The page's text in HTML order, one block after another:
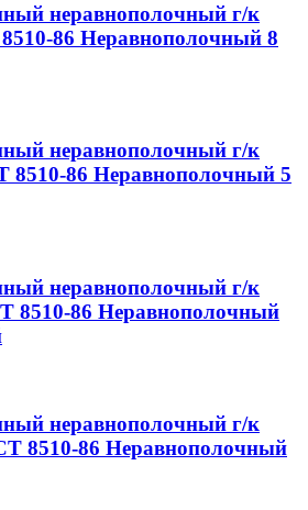
неравнополочный г/к
86 Неравнополочный 8
неравнополочный г/к
8510-86 Неравнополочный 5
неравнополочный г/к
8510-86 Неравнополочный
неравнополочный г/к
8510-86 Неравнополочный